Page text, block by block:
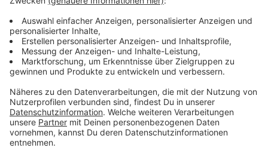
Hirnvenen im zeitlichen Zusammenhang mit der
Impfung gegeben. Laut Bundesgesundheitsminister
Spahn gebe es bisher sieben Fälle bei knapp 1,6
Millionen Impfungen mit dem Mittel. Das Paul-Ehrlich-
weil drei der sieben Patienten verstorben sind. Der
sofortige Impfstopp sei trotzdem eine Vorsorge-
Maßnahme. Auch andere Staaten wie Dänemark,
Norwegen und die Niederlande haben ebenfalls das